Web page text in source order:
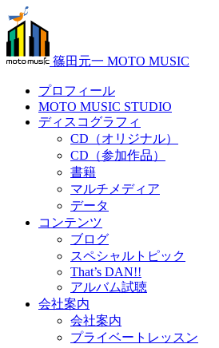
篠田元一 MOTO MUSIC
プロフィール
MOTO MUSIC STUDIO
ディスコグラフィ
CD（オリジナル）
CD（参加作品）
書籍
マルチメディア
データ
コンテンツ
ブログ
スペシャルトピック
That’s DAN!!
アルバム試聴
会社案内
会社案内
プライベートレッスン